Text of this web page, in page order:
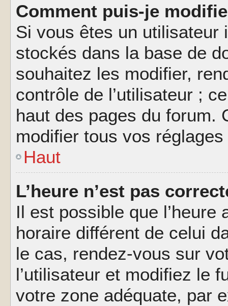
Comment puis-je
Si vous êtes un
stockés dans la base de
souhaitez les modifier,
contrôle de l’utilisateur ;
haut des pages du forum.
modifier tous vos
Haut
L’heure n’est pas
Il est possible que
horaire différent de celui
le cas, rendez-vous sur
l’utilisateur et modifiez le
votre zone adéquate, par